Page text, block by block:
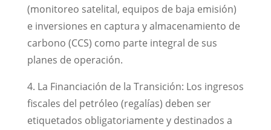
(monitoreo satelital, equipos de baja emisión)
e inversiones en captura y almacenamiento de
carbono (CCS) como parte integral de sus
planes de operación.
4. La Financiación de la Transición: Los ingresos
fiscales del petróleo (regalías) deben ser
etiquetados obligatoriamente y destinados a